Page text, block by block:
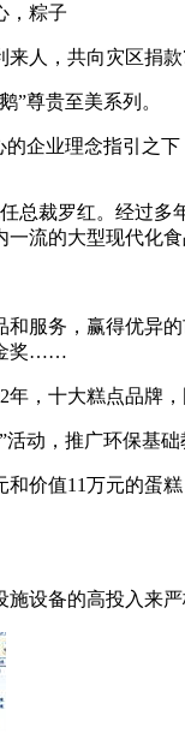
，粽子
人，共向灾区捐
”尊贵至美系列。
企业理念指引之
总裁罗红。经过
流的大型现代化
服务，赢得优异
奖……
年，十大糕点品牌
动，推广环保基础
和价值11万元的蛋糕
施设备的高投入来